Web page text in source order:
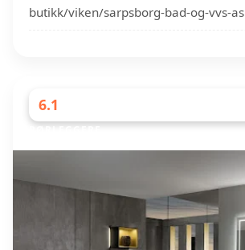
butikk/viken/sarpsborg-bad-og-vvs-as
6.1